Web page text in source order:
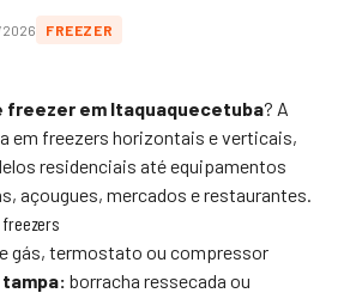
FREEZER
freezer em Itaquaquecetuba? A
em freezers horizontais e verticais,
residenciais até equipamentos
açougues, mercados e restaurantes.
gás, termostato ou compressor
borracha ressecada ou